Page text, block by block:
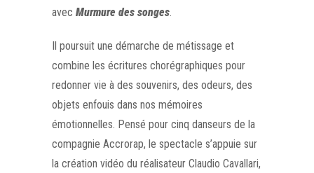
avec Murmure des songes
Il poursuit une démarche de métissage et
combine les écritures chorégraphiques pour
redonner vie à des souvenirs, des odeurs, des
objets enfouis dans nos mémoires
émotionnelles. Pensé pour cinq danseurs de la
compagnie Accrorap, le spectacle s’appuie sur
la création vidéo du réalisateur Claudio Cavallari,